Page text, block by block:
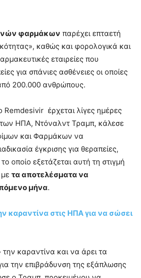
φαρμάκων παρέχει επταετή
καθώς και φορολογικά και
εταιρείες που
για σπάνιες ασθένειες οι οποίες
200.000 ανθρώπους.
Remdesivir έρχεται λίγες ημέρες
ΗΠΑ, Ντόναλντ Τραμπ, κάλεσε
και Φαρμάκων να
έγκρισης για θεραπείες,
οποίο εξετάζεται αυτή τη στιγμή
με τα αποτελέσματα να
μήνα.
καραντίνα στις ΗΠΑ για να σώσει
την καραντίνα και να άρει τα
την επιβράδυνση της εξάπλωσης